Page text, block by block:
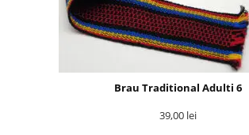
Brau Traditional Adulti 6
39,00 lei